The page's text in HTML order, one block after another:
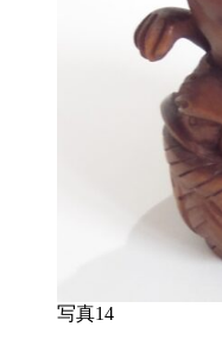
写真14